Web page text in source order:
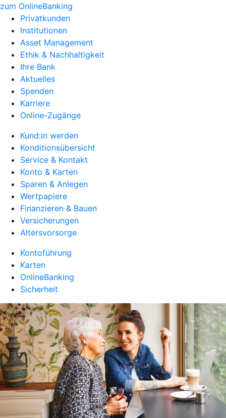
zum OnlineBanking
Privatkunden
Institutionen
Asset Management
Ethik & Nachhaltigkeit
Ihre Bank
Aktuelles
Spenden
Karriere
Online-Zugänge
Kund:in werden
Konditionsübersicht
Service & Kontakt
Konto & Karten
Sparen & Anlegen
Wertpapiere
Finanzieren & Bauen
Versicherungen
Altersvorsorge
Kontoführung
Karten
OnlineBanking
Sicherheit